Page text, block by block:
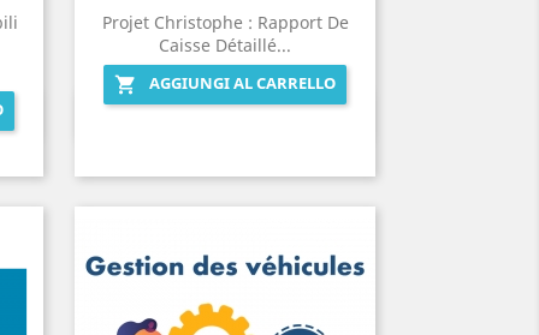
Projet Christophe : Rapport De
Caisse Détaillé...

AGGIUNGI AL CARRELLO